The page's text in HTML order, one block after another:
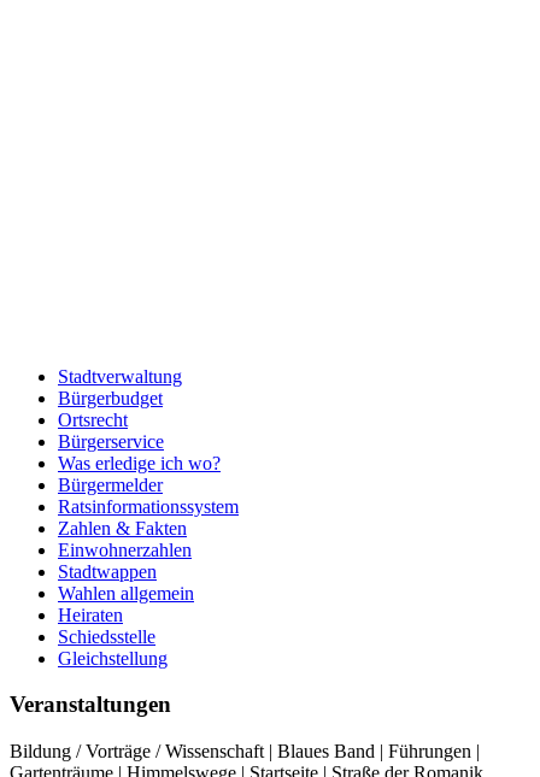
Stadtverwaltung
Bürgerbudget
Ortsrecht
Bürgerservice
Was erledige ich wo?
Bürgermelder
Ratsinformationssystem
Zahlen & Fakten
Einwohnerzahlen
Stadtwappen
Wahlen allgemein
Heiraten
Schiedsstelle
Gleichstellung
Veranstaltungen
Bildung / Vorträge / Wissenschaft | Blaues Band | Führungen |